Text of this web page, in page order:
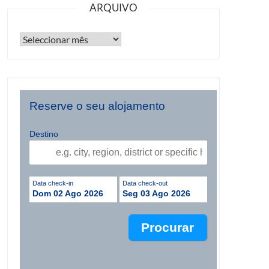
ARQUIVO
Reserve o seu alojamento
Destino
Data check-in
Dom 02 Ago 2026
Data check-out
Seg 03 Ago 2026